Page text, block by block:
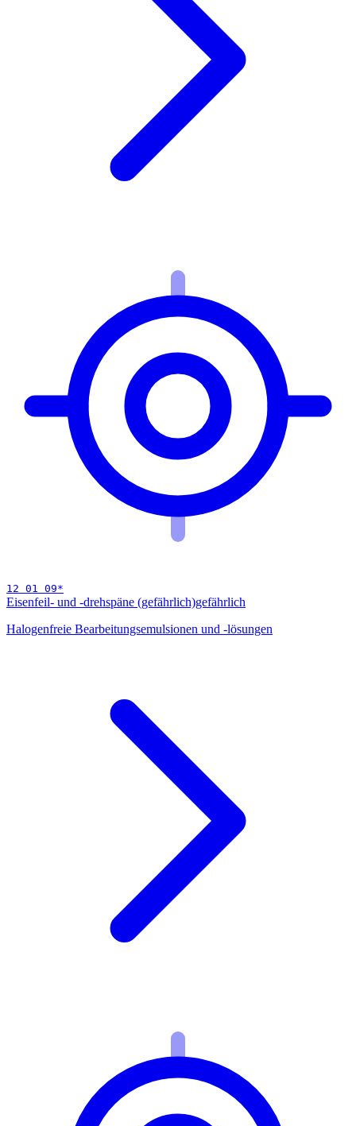
12 01 09*
Eisenfeil- und -drehspäne (gefährlich)gefährlich
Halogenfreie Bearbeitungsemulsionen und -lösungen